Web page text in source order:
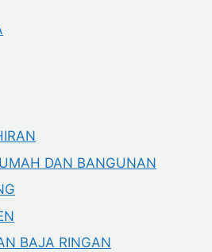
DAN BANGUNAN
BAJA RINGAN